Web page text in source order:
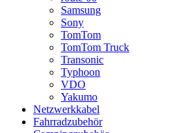
Samsung
Sony
TomTom
TomTom Truck
Transonic
Typhoon
VDO
Yakumo
Netzwerkkabel
Fahrradzubehör